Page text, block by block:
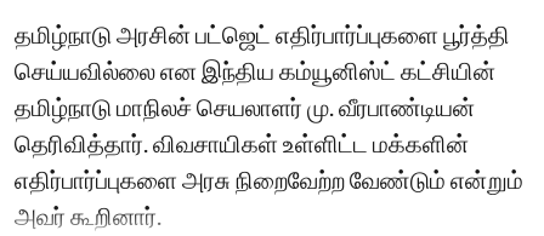
தமிழ்நாடு அரசின் பட்ஜெட் எதிர்பார்ப்புகளை பூர்த்தி
செய்யவில்லை என இந்திய கம்யூனிஸ்ட் கட்சியின்
தமிழ்நாடு மாநிலச் செயலாளர் மு. வீரபாண்டியன்
தெரிவித்தார். விவசாயிகள் உள்ளிட்ட மக்களின்
எதிர்பார்ப்புகளை அரசு நிறைவேற்ற வேண்டும் என்றும்
அவர் கூறினார்.